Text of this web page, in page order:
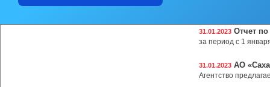
31.01.2023 Отчет
за период с 1
31.01.2023 АО
Агентство